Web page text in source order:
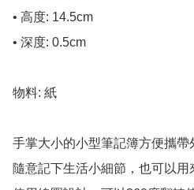
• 高度: 14.5cm
• 深度: 0.5cm
物料: 紙
手掌大小的小型筆記簿方便攜帶
隨意記下生活小細節，也可以用